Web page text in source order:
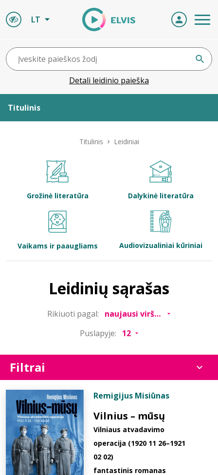
LT
Detali leidinio paieška
Titulinis
Bibliotekoms
Titulinis Leidiniai
Grožinė literatūra Dalykinė literatūra
Vaikams ir paaugliams Audiovizualiniai kūriniai
Leidinių sąrašas
Rikiuoti pagal:
Puslapyje:
Filtrai
Remigijus Misiūnas
Vilnius – mūsų
Vilniaus atvadavimo
operacija (1920 11 26–1921
02 02)
fantastinis romanas